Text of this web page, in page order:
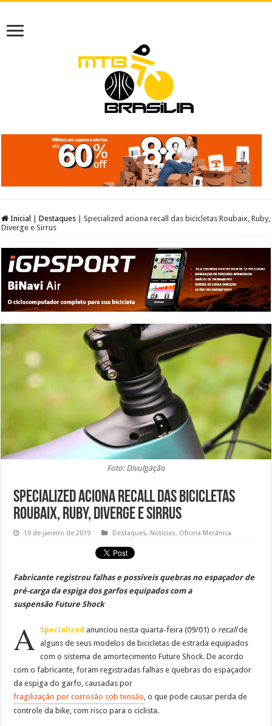
Inicial Destaques
Specialized aciona recall das bicicletas Roubaix, Ruby,
Diverge e Sirrus
Foto: Divulgação
Specialized aciona recall das bicicletas
Roubaix, Ruby, Diverge e Sirrus
10 de janeiro de 2019 Destaques, Notícias, Oficina Mecânica
Fabricante registrou falhas e possíveis quebras no espaçador de
pré-carga da espiga dos garfos equipados com a
suspensão Future Shock
A Specialized anunciou nesta quarta-feira (09/01) o recallde
alguns de seus modelos de bicicletas de estrada equipados
com o sistema de amortecimento Future Shock. De acordo
com o fabricante, foram registradas falhas e quebras do espaçador
da espiga do garfo, causadas por
fragilização por corrosão sob tensão, o que pode causar perda de
controle da bike, com risco para o ciclista.